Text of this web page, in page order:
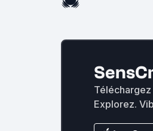
Téléchargez
Explorez.